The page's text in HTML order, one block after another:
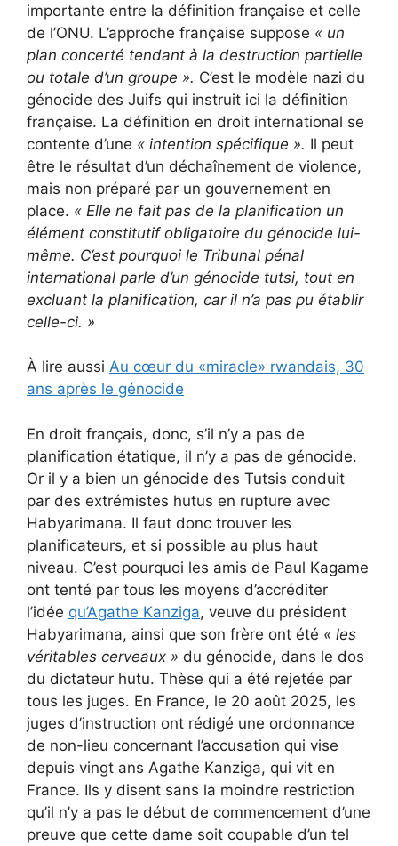
importante entre la définition française et celle
de l’ONU. L’approche française suppose « un
plan concerté tendant à la destruction partielle
ou totale d’un groupe ». C’est le modèle nazi du
génocide des Juifs qui instruit ici la définition
française. La définition en droit international se
contente d’une « intention spécifique ». Il peut
être le résultat d’un déchaînement de violence,
mais non préparé par un gouvernement en
place. « Elle ne fait pas de la planification un
élément constitutif obligatoire du génocide lui-
même. C’est pourquoi le Tribunal pénal
international parle d’un génocide tutsi, tout en
excluant la planification, car il n’a pas pu établir
celle-ci. »
À lire aussi Au cœur du «miracle» rwandais, 30
ans après le génocide
En droit français, donc, s’il n’y a pas de
planification étatique, il n’y a pas de génocide.
Or il y a bien un génocide des Tutsis conduit
par des extrémistes hutus en rupture avec
Habyarimana. Il faut donc trouver les
planificateurs, et si possible au plus haut
niveau. C’est pourquoi les amis de Paul Kagame
ont tenté par tous les moyens d’accréditer
l’idée qu’Agathe Kanziga, veuve du président
Habyarimana, ainsi que son frère ont été « les
véritables cerveaux » du génocide, dans le dos
du dictateur hutu. Thèse qui a été rejetée par
tous les juges. En France, le 20 août 2025, les
juges d’instruction ont rédigé une ordonnance
de non-lieu concernant l’accusation qui vise
depuis vingt ans Agathe Kanziga, qui vit en
France. Ils y disent sans la moindre restriction
qu’il n’y a pas le début de commencement d’une
preuve que cette dame soit coupable d’un tel